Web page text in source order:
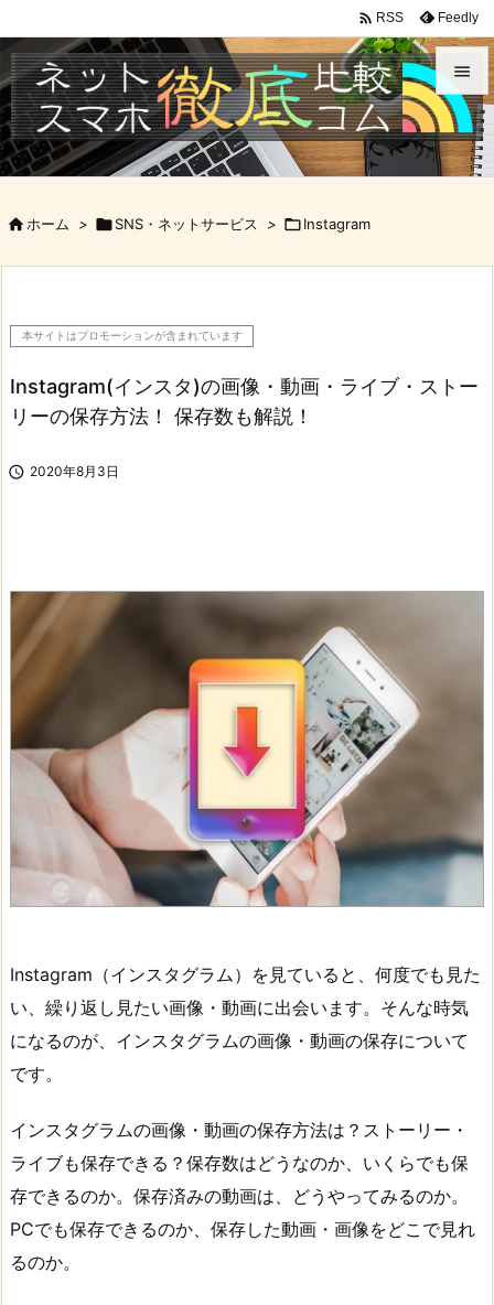


メニュ

 RSS Feedly
ホーム > SNS・ネットサービス > Instagram
本サイトはプロモーションが含まれています
Instagram(インスタ)の画像・動画・ライブ・ストー
リーの保存方法！ 保存数も解説！
 2020年8月3日
Instagram（インスタグラム）を見ていると、何度でも見た
い、繰り返し見たい画像・動画に出会います。そんな時気
になるのが、インスタグラムの画像・動画の保存について
です。
インスタグラムの画像・動画の保存方法は？ストーリー・
ライブも保存できる？保存数はどうなのか、いくらでも保
存できるのか。保存済みの動画は、どうやってみるのか。
PCでも保存できるのか、保存した動画・画像をどこで見れ
るのか。